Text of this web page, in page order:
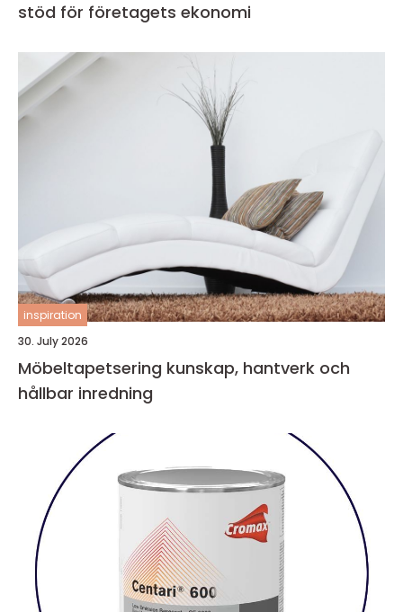
stöd för företagets ekonomi
inspiration
30. July 2026
Möbeltapetsering kunskap, hantverk och
hållbar inredning